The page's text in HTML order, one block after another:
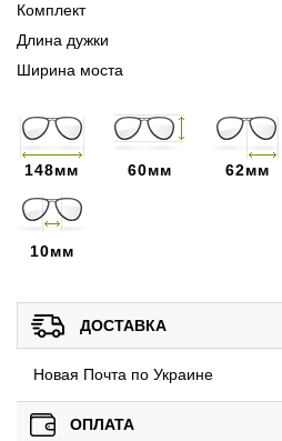
Комплект
Длина дужки
Ширина моста
148мм 60мм 62мм
10мм
ДОСТАВКА
Новая Почта по Украине
ОПЛАТА